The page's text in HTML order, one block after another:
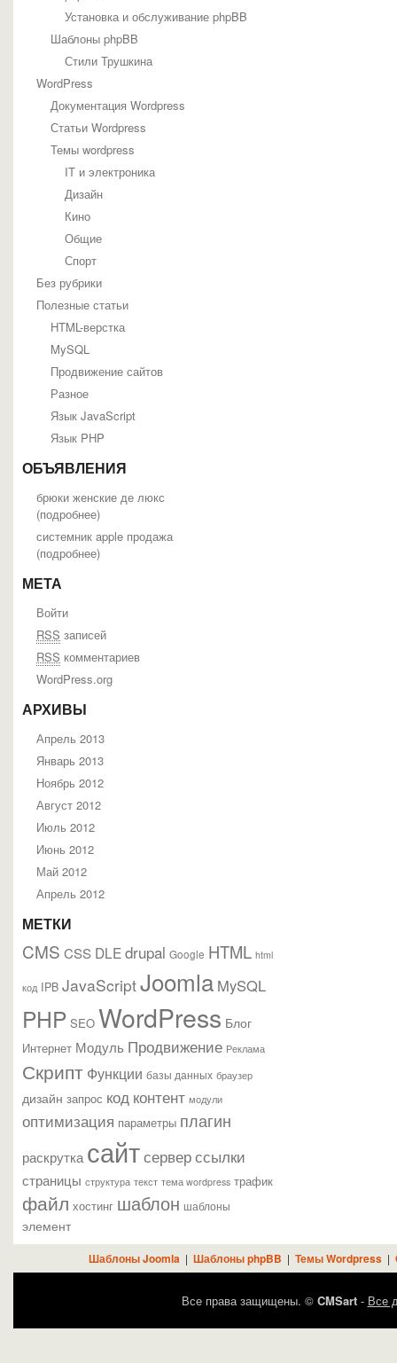
Установка и обслуживание phpBB
Шаблоны phpBB
Стили Трушкина
WordPress
Документация Wordpress
Статьи Wordpress
Темы wordpress
IT и электроника
Дизайн
Кино
Общие
Спорт
Без рубрики
Полезные статьи
HTML-верстка
MySQL
Продвижение сайтов
Разное
Язык JavaScript
Язык PHP
ОБЪЯВЛЕНИЯ
брюки женские де люкс
(подробнее)
системник apple продажа
(подробнее)
МЕТА
Войти
RSS записей
RSS комментариев
WordPress.org
АРХИВЫ
Апрель 2013
Январь 2013
Ноябрь 2012
Август 2012
Июль 2012
Июнь 2012
Май 2012
Апрель 2012
МЕТКИ
CMS CSS DLEdrupal Google HTML html
код IPB JavaScriptJoomla MySQL
PHP SEO WordPress Блог
Интернет Модуль Продвижение Реклама
Скрипт Функции базы данных браузер
дизайн запрос код контент модули
оптимизация параметры плагин
раскрутка сайтсерверссылки
страницы структура текст тема wordpress трафик
файл хостинг шаблон шаблоны
элемент
Шаблоны Joomla | Шаблоны phpBB | Темы Wordpress|
Все права защищены. © CMSart- Все